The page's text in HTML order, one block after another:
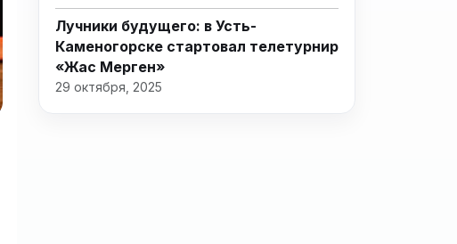
Лучники будущего: в Усть-
Каменогорске стартовал телетурнир
«Жас Мерген»
29 октября, 2025